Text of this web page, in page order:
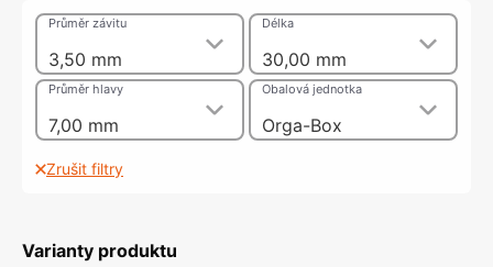
3,50 mm
Průměr závitu
30,00 mm
Délka
7,00 mm
Průměr hlavy
Orga-Box
Obalová jednotka
Zrušit filtry
Varianty produktu